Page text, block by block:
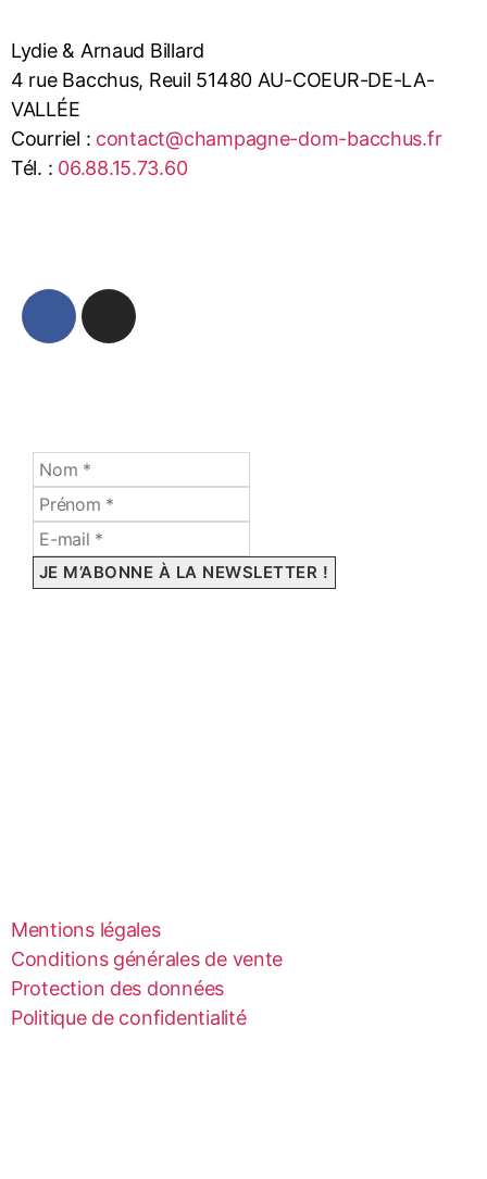
Lydie & Arnaud Billard
4 rue Bacchus, Reuil 51480 AU-COEUR-DE-LA-
VALLÉE
Courriel : contact@champagne-dom-bacchus.fr
Tél. : 06.88.15.73.60
Mentions légales
Conditions générales de vente
Protection des données
Politique de confidentialité